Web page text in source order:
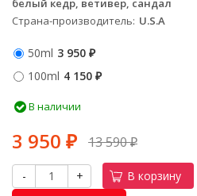
белый кедр, ветивер, сандал
Страна-производитель U.S.A
50ml 3 950 ₽
100ml 4 150 ₽
В наличии
3 950 ₽ 13 590₽
- + В корзину